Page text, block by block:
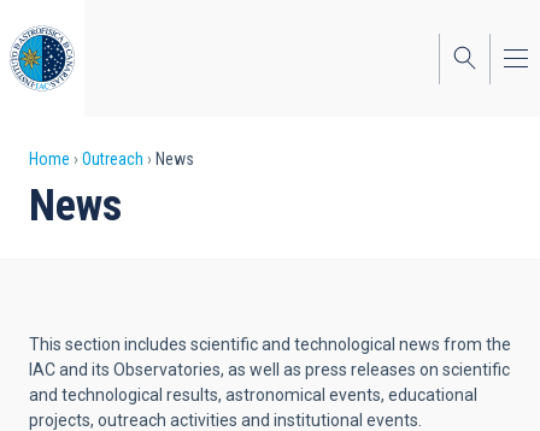
to
main
content
Breadcrumb
Home Outreach News
News
This section includes scientific and technological news from the
IAC and its Observatories, as well as press releases on scientific
and technological results, astronomical events, educational
projects, outreach activities and institutional events.